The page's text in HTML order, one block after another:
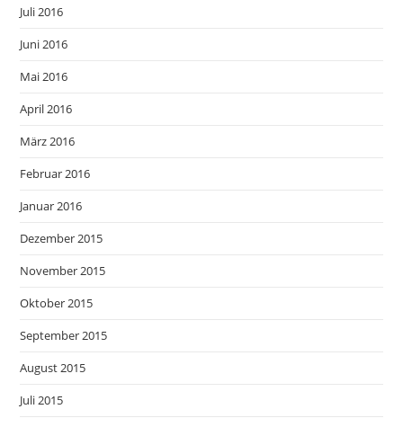
Juli 2016
Juni 2016
Mai 2016
April 2016
März 2016
Februar 2016
Januar 2016
Dezember 2015
November 2015
Oktober 2015
September 2015
August 2015
Juli 2015